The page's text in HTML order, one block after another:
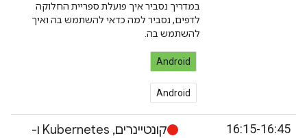
במדריך נסביר איך פועלת ספריית החלוקה
לדפים, נסביר למה כדאי להשתמש בה ואיך
להשתמש בה.
Android
Android
16:15-16:45
קונטיינרים, Kubernetes ו-